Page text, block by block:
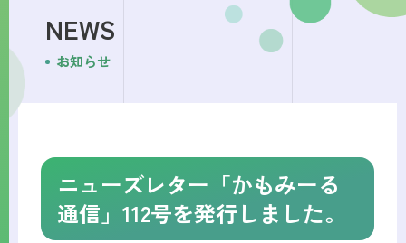
NEWS
お知らせ
ニューズレター「かもみーる
通信」112号を発行しました。